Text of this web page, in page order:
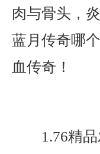
肉与骨头，
蓝月传奇哪
血传奇！
1.76精